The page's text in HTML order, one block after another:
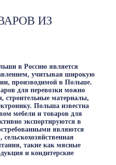
ИЗ
в Россию является
учитывая широкую
производимой в Польше.
для перевозки можно
строительные материалы,
Польша известна
мебели и товаров для
экспортируются в
являются
такие как мясные
и кондитерские